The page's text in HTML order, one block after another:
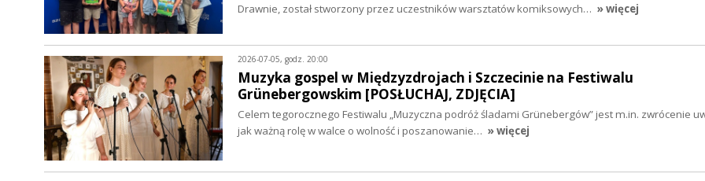
Drawnie, został stworzony przez uczestników warsztatów komiksowych… » więcej
2026-07-05, godz. 20:00
Muzyka gospel w Międzyzdrojach i Szczecinie na Festiwalu
Grünebergowskim [POSŁUCHAJ, ZDJĘCIA]
Celem tegorocznego Festiwalu „Muzyczna podróż śladami Grünebergów” jest m.in. zwrócenie
jak ważną rolę w walce o wolność i poszanowanie… » więcej